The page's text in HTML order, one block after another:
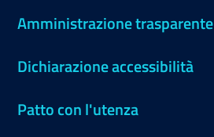
Amministrazione trasparente
Dichiarazione accessibilità
Patto con l'utenza